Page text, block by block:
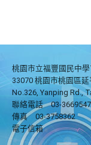
桃園市立福豐國民中
33070 桃園市桃園區
No.326, Yanping Rd.,
聯絡電話
03-3669547
傳真
03-3758362
電子信箱